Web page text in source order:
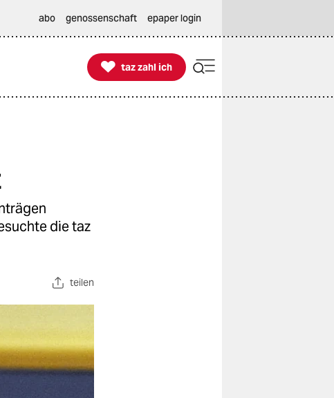
abo genossenschaft epaper login

taz zahl ich
taz zahl ich
die taz
teilen